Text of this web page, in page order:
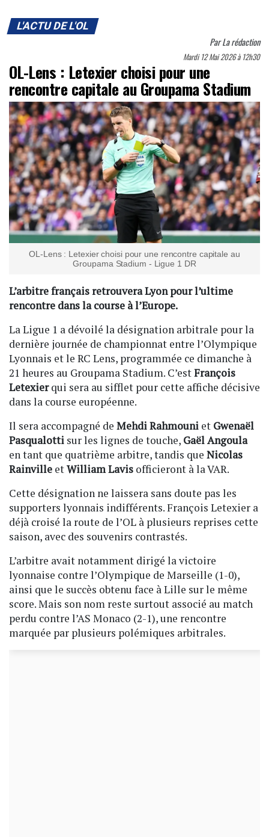
L'ACTU DE L'OL
ParLa rédaction
Mardi 12 Mai 2026 à 12h30
OL-Lens : Letexier choisi pour une
rencontre capitale au Groupama Stadium
OL-Lens : Letexier choisi pour une rencontre capitale au
Groupama Stadium - Ligue 1 DR
L’arbitre français retrouvera Lyon pour l’ultime
rencontre dans la course à l’Europe.
La Ligue 1 a dévoilé la désignation arbitrale pour la
dernière journée de championnat entre l’Olympique
Lyonnais et le RC Lens, programmée ce dimanche à
21 heures au Groupama Stadium. C’estFrançois
Letexierqui sera au sifflet pour cette affiche décisive
dans la course européenne.
Il sera accompagné de Mehdi Rahmouni et Gwenaël
Pasqualotti sur les lignes de touche, Gaël Angoula
en tant que quatrième arbitre, tandis que Nicolas
Rainville etWilliam Lavis officieront à la VAR.
Cette désignation ne laissera sans doute pas les
supporters lyonnais indifférents. François Letexier a
déjà croisé la route de l’OL à plusieurs reprises cette
saison, avec des souvenirs contrastés.
L’arbitre avait notamment dirigé la victoire
lyonnaise contre l’Olympique de Marseille (1-0),
ainsi que le succès obtenu face à Lille sur le même
score. Mais son nom reste surtout associé au match
perdu contre l’AS Monaco (2-1), une rencontre
marquée par plusieurs polémiques arbitrales.